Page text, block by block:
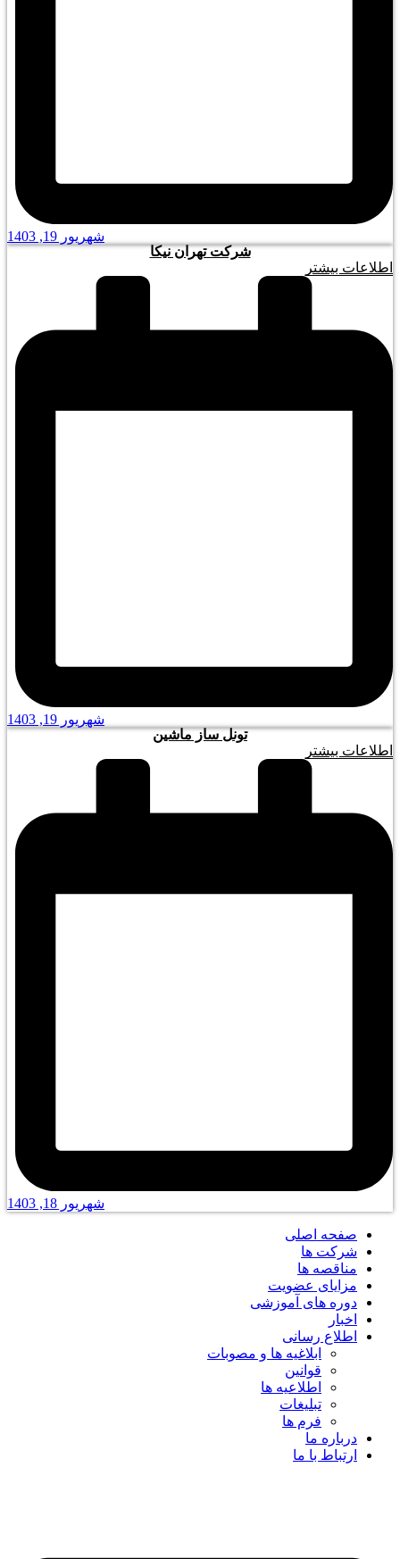
شهریور 19, 1403
شرکت تهران نیکا
اطلاعات بیشتر
شهریور 19, 1403
تونل ساز ماشین
اطلاعات بیشتر
شهریور 18, 1403
صفحه اصلی
شرکت ها
مناقصه ها
مزایای عضویت
دوره های آموزشی
اخبار
اطلاع رسانی
ابلاغیه ها و مصوبات
قوانین
اطلاعیه ها
تبلیغات
فرم ها
درباره ما
ارتباط با ما